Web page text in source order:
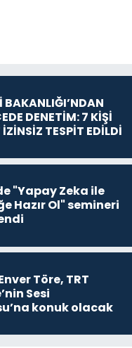
BAKANLIĞI’NDAN
DENETİM: 7 KİŞİ
TESPİT EDİLDİ
"Yapay Zeka ile
Hazır Ol" semineri
Töre, TRT
Sesi
konuk olacak